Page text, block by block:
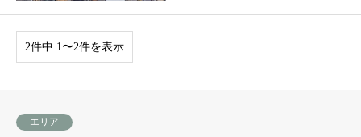
2件中 1〜2件を表示
エリア